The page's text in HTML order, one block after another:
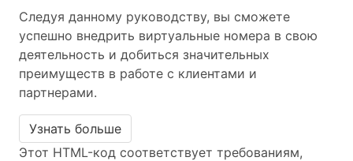
Следуя данному руководству, вы сможете
успешно внедрить виртуальные номера в свою
деятельность и добиться значительных
преимуществ в работе с клиентами и
партнерами.
Узнать больше
Этот HTML-код соответствует требованиям,